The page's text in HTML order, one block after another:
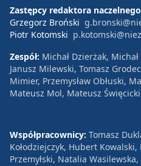
Zastępcy redaktora
Grzegorz Broński
Piotr Kotomski
Zespół: Michał Dzierżak,
Janusz Milewski, Tomasz
Mimier, Przemysław Obłuski,
Mateusz Mol, Mateusz Święcicki
Współpracownicy: Tomasz
Kołodziejczyk, Hubert
Przemyłski, Natalia